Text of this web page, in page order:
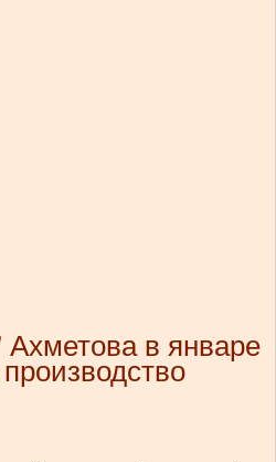
Ахметова в январе